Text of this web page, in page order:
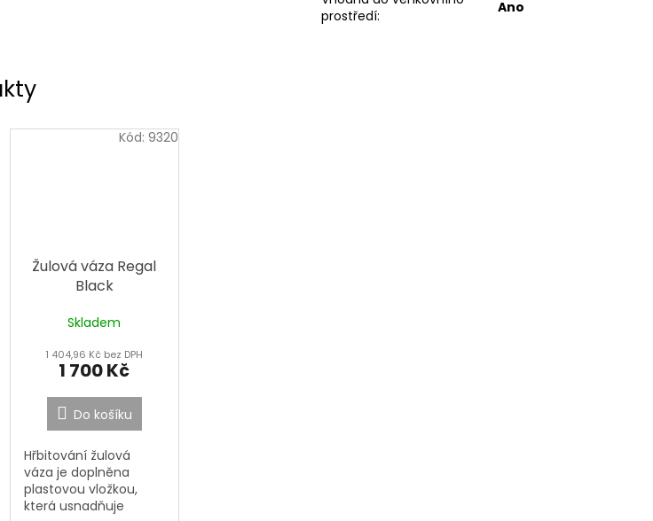
Žulová váza Regal
Black
Skladem
1 404,96 Kč bez DPH
1 700 Kč
Do košíku
Hřbitování žulová
váza je doplněna
plastovou vložkou,
která usnadňuje
Kód: 9320
prostředí: Ano